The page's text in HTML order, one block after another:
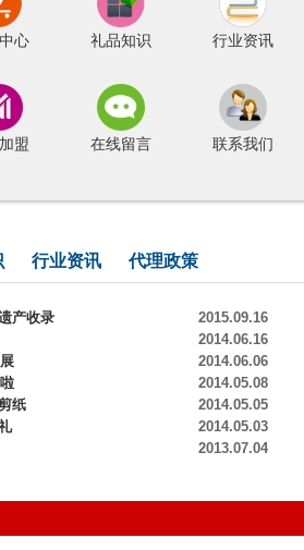
心 礼品知识 行业资讯
盟 在线留言 联系我们
行业资讯 代理政策
产收录
2015.09.16
2014.06.16
2014.06.06
2014.05.08
纸
2014.05.05
2014.05.03
2013.07.04